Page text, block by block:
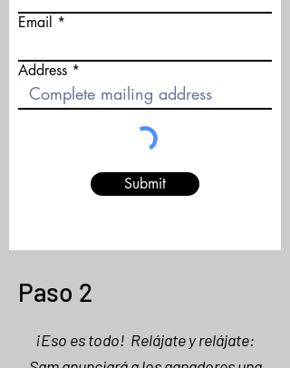
Email
Address
Submit
Paso 2
¡Eso es todo! Relájate y relájate: